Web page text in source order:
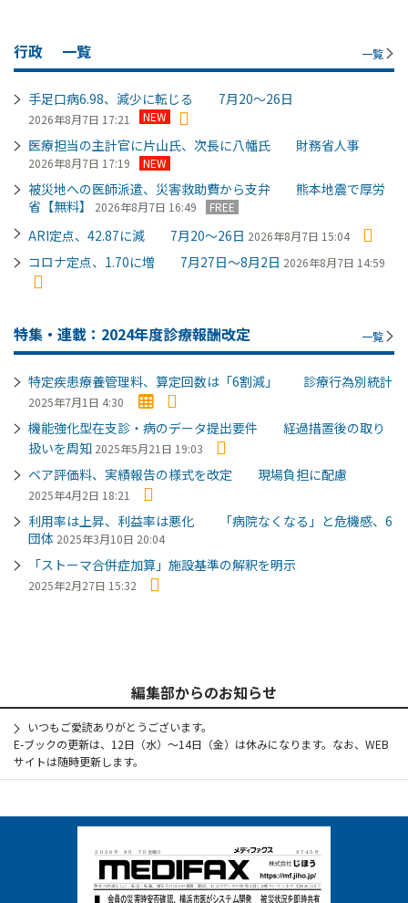
行政 一覧 一覧
手足口病6.98、減少に転じる 7月20～26日
2026年8月7日 17:21 NEW
医療担当の主計官に片山氏、次長に八幡氏 財務省人事
2026年8月7日 17:19 NEW
被災地への医師派遣、災害救助費から支弁 熊本地震で厚労
省【無料】
2026年8月7日 16:49 FREE
ARI定点、42.87に減 7月20～26日 2026年8月7日 15:04
コロナ定点、1.70に増 7月27日～8月2日 2026年8月7日 14:59
特集・連載：2024年度診療報酬改定 一覧
特定疾患療養管理料、算定回数は「6割減」 診療行為別統計
2025年7月1日 4:30
機能強化型在支診・病のデータ提出要件 経過措置後の取り
扱いを周知 2025年5月21日 19:03
ベア評価料、実績報告の様式を改定 現場負担に配慮
2025年4月2日 18:21
利用率は上昇、利益率は悪化 「病院なくなる」と危機感、6
団体 2025年3月10日 20:04
「ストーマ合併症加算」施設基準の解釈を明示
2025年2月27日 15:32
編集部からのお知らせ
いつもご愛読ありがとうございます。
E-ブックの更新は、12日（水）～14日（金）は休みになります。なお、WEB
サイトは随時更新します。